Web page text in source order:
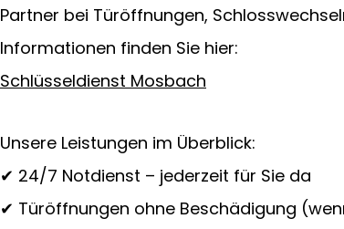
Partner bei Türöffnungen,
Informationen finden Sie hier:
Schlüsseldienst Mosbach
Unsere Leistungen im Überblick:
✔ 24/7 Notdienst – jederzeit für Sie da
✔ Türöffnungen ohne Beschädigung